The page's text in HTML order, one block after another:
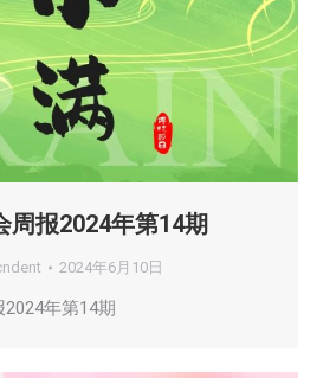
周报2024年第14期
2024年6月10日
年第14期